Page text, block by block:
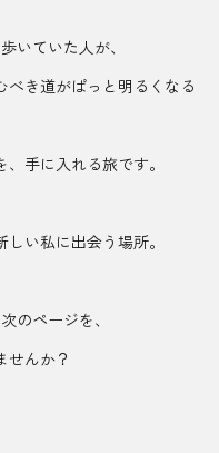
いていた人が、
べき道がぱっと明るくなる
手に入れる旅です。
い私に出会う場所。
のページを、
せんか？